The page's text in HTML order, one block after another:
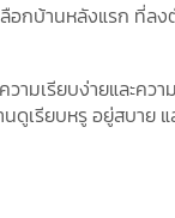
อกบ้านหลังแรก ที่ล
ามเรียบง่ายและคว
ดูเรียบหรู อยู่สบาย